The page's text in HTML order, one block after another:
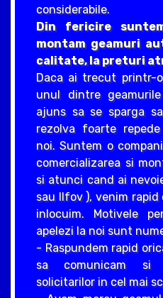
considerabile.
Din fericire
montam geamuri
calitate, la preturi
Daca ai trecut printr-
unul dintre
ajuns sa se sparga
rezolva foarte
noi. Suntem o
comercializarea si
si atunci cand ai
sau Ilfov ), venim
inlocuim. Motivele
apelezi la noi sunt
- Raspundem rapid
sa comunicam si
solicitarilor in cel mai